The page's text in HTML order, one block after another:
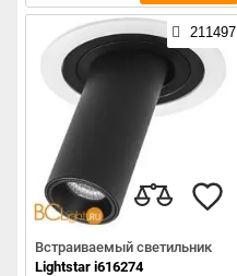
211497
Встраиваемый светильник
Lightstar i616274